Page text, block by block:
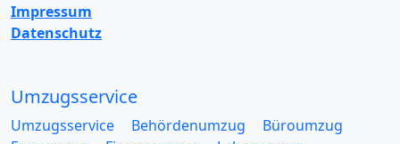
Impressum
Datenschutz
Umzugsservice
Umzugsservice Behördenumzug
Büroumzug